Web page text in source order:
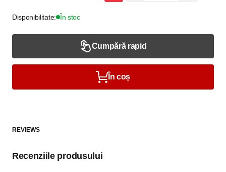
Disponibilitate: În stoc
Cumpără rapid
În coș
REVIEWS
Recenziile produsului